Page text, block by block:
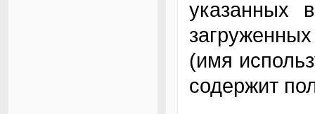
указанных
(имя
содержит